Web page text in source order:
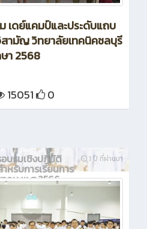
เดย์แคมป์และประดับแถบ
ามัญ วิทยาลัยเทคนิคชลบุรี
า 2568
15051 0
1 ปี ที่ผ่านมา
อบรมเชิงปฏิบัติ
หรับการเรียนการ
คม พ.ศ.2566